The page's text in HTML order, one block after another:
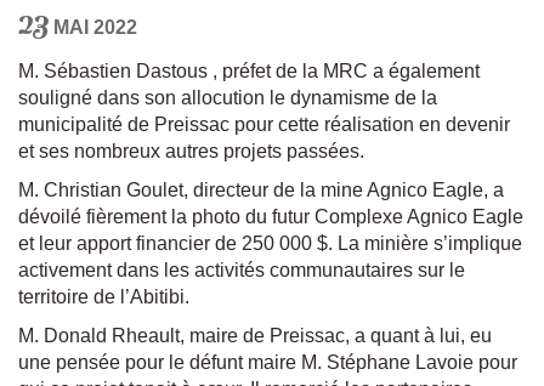
23 MAI 2022
M. Sébastien Dastous , préfet de la MRC a également
souligné dans son allocution le dynamisme de la
municipalité de Preissac pour cette réalisation en devenir
et ses nombreux autres projets passées.
M. Christian Goulet, directeur de la mine Agnico Eagle, a
dévoilé fièrement la photo du futur Complexe Agnico Eagle
et leur apport financier de 250 000 $. La minière s’implique
activement dans les activités communautaires sur le
territoire de l’Abitibi.
M. Donald Rheault, maire de Preissac, a quant à lui, eu
une pensée pour le défunt maire M. Stéphane Lavoie pour